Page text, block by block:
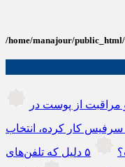
/home/manajour/
از پوست در
سرفیس کار کرده، انتخاب
۵ دلیل که تلفن‌های